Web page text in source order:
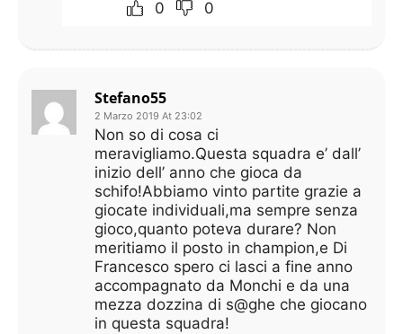
0 0
Stefano55
2 Marzo 2019 At 23:02
Non so di cosa ci
meravigliamo.Questa squadra e’ dall’
inizio dell’ anno che gioca da
schifo!Abbiamo vinto partite grazie a
giocate individuali,ma sempre senza
gioco,quanto poteva durare? Non
meritiamo il posto in champion,e Di
Francesco spero ci lasci a fine anno
accompagnato da Monchi e da una
mezza dozzina di s@ghe che giocano
in questa squadra!